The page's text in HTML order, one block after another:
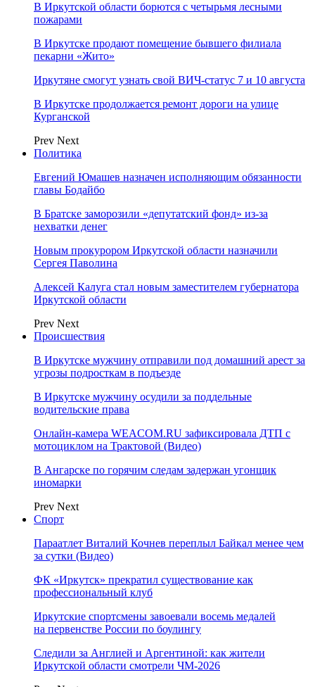
В Иркутской области борются с четырьмя лесными
пожарами
В Иркутске продают помещение бывшего филиала
пекарни «Жито»
Иркутяне смогут узнать свой ВИЧ-статус 7 и 10 августа
В Иркутске продолжается ремонт дороги на улице
Курганской
Prev Next
Политика
Евгений Юмашев назначен исполняющим обязанности
главы Бодайбо
В Братске заморозили «депутатский фонд» из‑за
нехватки денег
Новым прокурором Иркутской области назначили
Сергея Паволина
Алексей Калуга стал новым заместителем губернатора
Иркутской области
Prev Next
Происшествия
В Иркутске мужчину отправили под домашний арест за
угрозы подросткам в подъезде
В Иркутске мужчину осудили за поддельные
водительские права
Онлайн-камера WEACOM.RU зафиксировала ДТП с
мотоциклом на Трактовой (Видео)
В Ангарске по горячим следам задержан угонщик
иномарки
Prev Next
Спорт
Параатлет Виталий Кочнев переплыл Байкал менее чем
за сутки (Видео)
ФК «Иркутск» прекратил существование как
профессиональный клуб
Иркутские спортсмены завоевали восемь медалей
на первенстве России по боулингу
Следили за Англией и Аргентиной: как жители
Иркутской области смотрели ЧМ-2026